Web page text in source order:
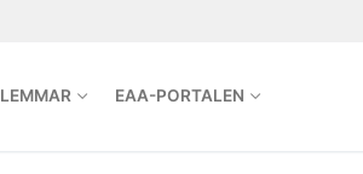
EAA-PORTALEN